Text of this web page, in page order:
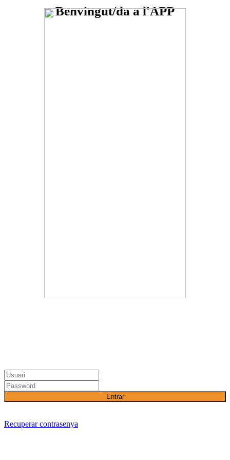
Benvingut/da a l'APP
Entrar
Recuperar contrasenya